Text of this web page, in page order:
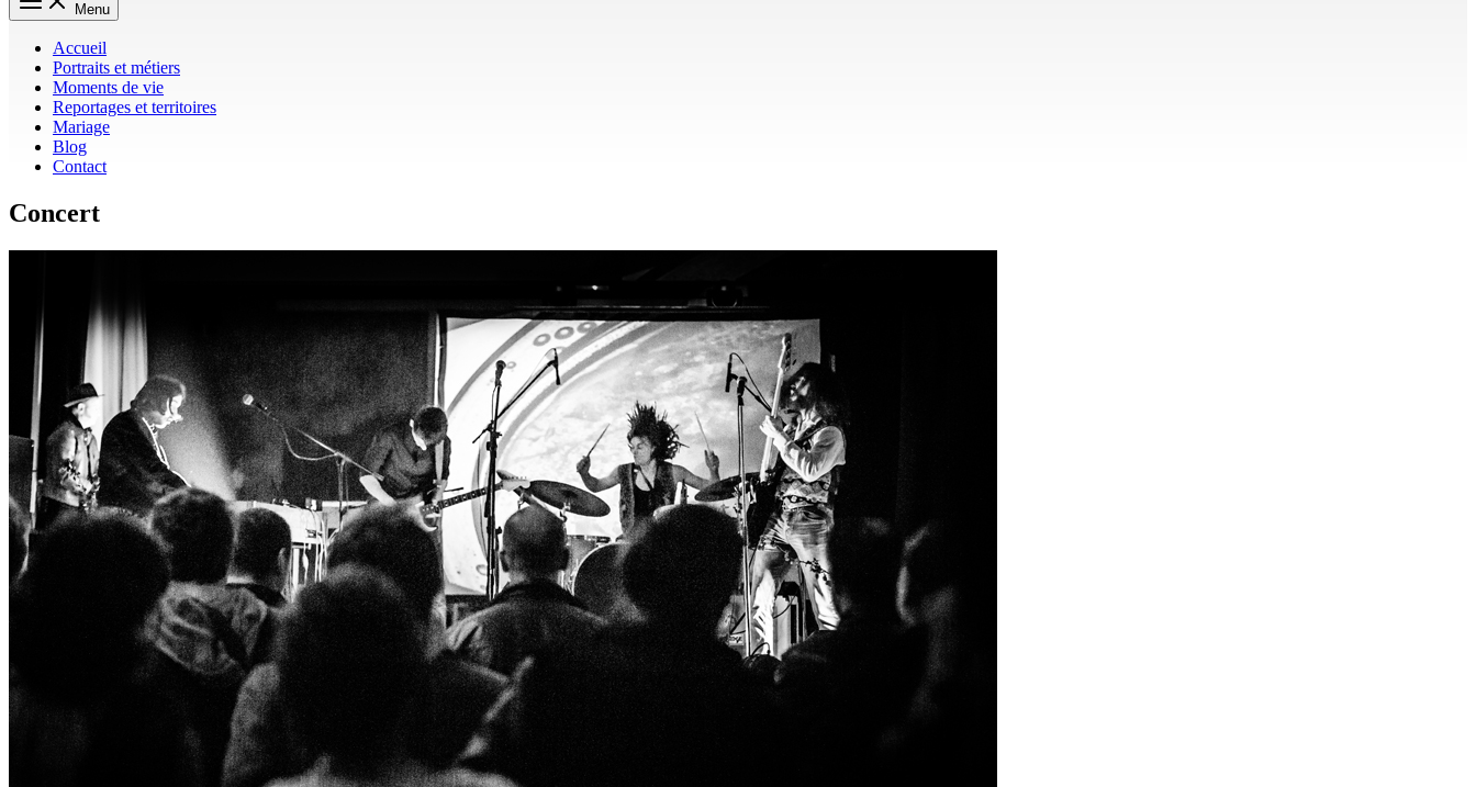
Menu
Accueil
Portraits et métiers
Moments de vie
Reportages et territoires
Mariage
Blog
Contact
Concert